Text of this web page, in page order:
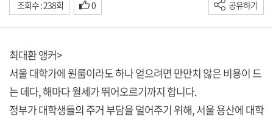
조회수 : 238회 0 공유하기
최대환 앵커>
서울 대학가에 원룸이라도 하나 얻으려면 만만치 않은 비용이 드
는 데다, 해마다 월세가 뛰어오르기까지 합니다.
정부가 대학생들의 주거 부담을 덜어주기 위해, 서울 용산에 대학